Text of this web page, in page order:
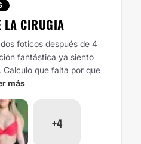
LA CIRUGIA
foticos después de 4
fantástica ya siento
Calculo que falta por que
más
+4